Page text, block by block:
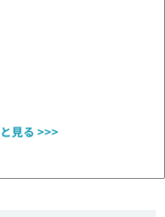
見る >>>